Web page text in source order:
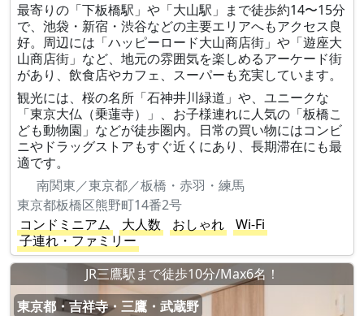
最寄りの「下板橋駅」や「大山駅」まで徒歩約14〜15分
で、池袋・新宿・渋谷などの主要エリアへもアクセス良
好。周辺には「ハッピーロード大山商店街」や「遊座大
山商店街」など、地元の雰囲気を楽しめるアーケード街
があり、飲食店やカフェ、スーパーも充実しています。
観光には、桜の名所「石神井川緑道」や、ユニークな
「東京大仏（乗蓮寺）」、お子様連れに人気の「板橋こ
ども動物園」などが徒歩圏内。日常の買い物にはコンビ
ニやドラッグストアもすぐ近くにあり、長期滞在にも最
適です。
南関東／東京都／板橋・赤羽・練馬
東京都板橋区熊野町14番2号
コンドミニアム
大人数 おしゃれ
Wi-Fi
子連れ・ファミリー
JR三鷹駅まで徒歩10分/Max6名！
東京都・吉祥寺・三鷹・武蔵野